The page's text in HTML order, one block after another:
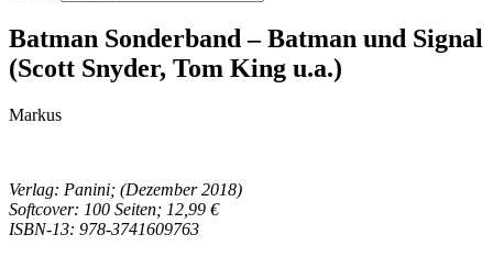
Batman Sonderband – Batman und Signal
(Scott Snyder, Tom King u.a.)
Markus
Verlag: Panini; (Dezember 2018)
Softcover: 100 Seiten; 12,99 €
ISBN-13: 978-3741609763